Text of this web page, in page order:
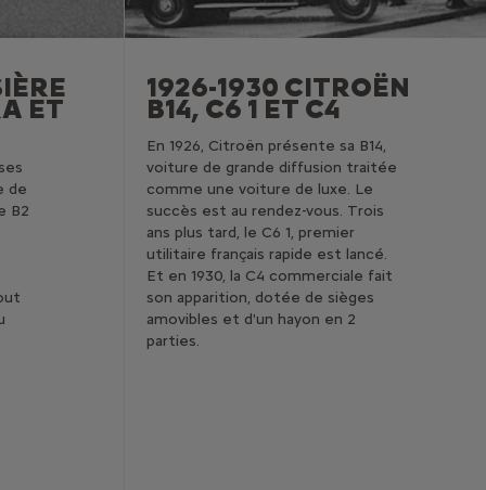
ET
de
B2
1926-1930 CITROËN
B14, C6 1 ET C4
En 1926, Citroën présente sa B14,
voiture de grande diffusion traitée
comme une voiture de luxe. Le
succès est au rendez-vous. Trois
ans plus tard, le C6 1, premier
utilitaire français rapide est lancé.
Et en 1930, la C4 commerciale fait
son apparition, dotée de sièges
amovibles et d'un hayon en 2
parties.